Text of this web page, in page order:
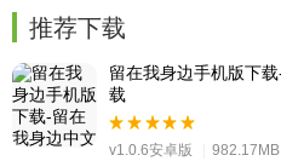
推荐下载
留在我身边手机版下
载
v1.0.6安卓版 982.17MB